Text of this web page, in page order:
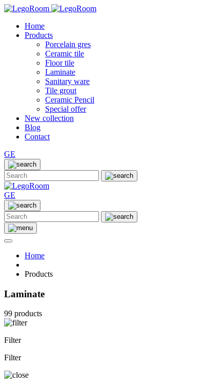
Home
Products
Porcelain gres
Ceramic tile
Floor tile
Laminate
Sanitary ware
Tile grout
Ceramic Pencil
Special offer
New collection
Blog
Contact
GE
GE
Home
Products
Laminate
99 products
Filter
Filter